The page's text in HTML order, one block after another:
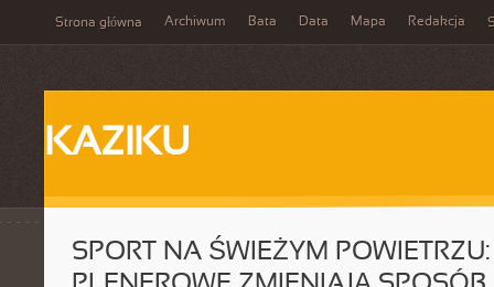
Strona główna Archiwum Bata Data Mapa Redakcja
KAZIKU
SPORT NA ŚWIEŻYM